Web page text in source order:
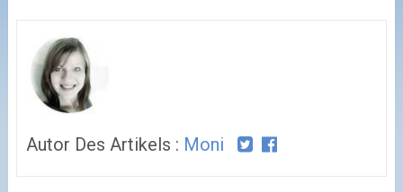
Autor Des Artikels : Moni